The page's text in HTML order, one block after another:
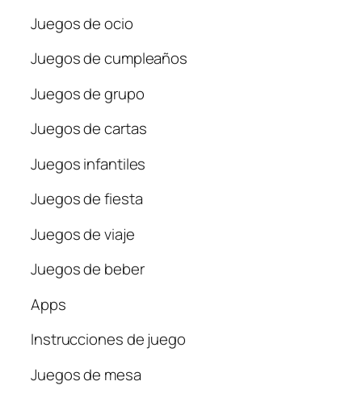
Juegos de ocio
Juegos de cumpleaños
Juegos de grupo
Juegos de cartas
Juegos infantiles
Juegos de fiesta
Juegos de viaje
Juegos de beber
Apps
Instrucciones de juego
Juegos de mesa